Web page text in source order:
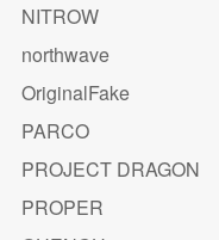
NITROW
northwave
OriginalFake
PARCO
PROJECT DRAGON
PROPER